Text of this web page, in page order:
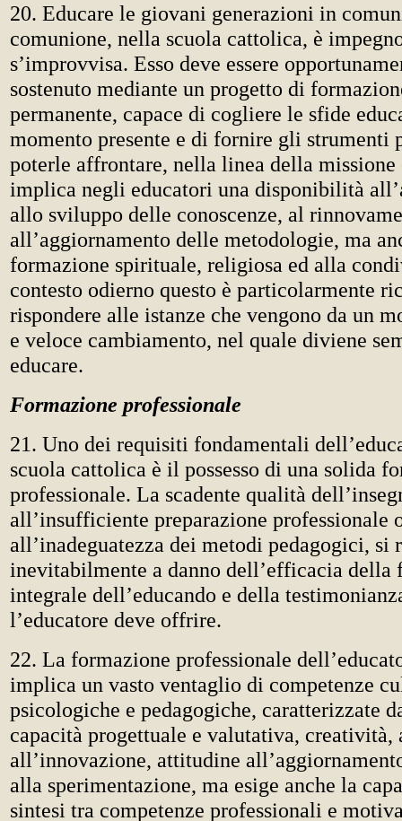
20. Educare le giovani generazioni in
comunione, nella scuola cattolica, è
s’improvvisa. Esso deve essere
sostenuto mediante un progetto di
permanente, capace di cogliere le sfide
momento presente e di fornire gli strumenti
poterle affrontare, nella linea della
implica negli educatori una disponibilità
allo sviluppo delle conoscenze, al
all’aggiornamento delle metodologie, ma
formazione spirituale, religiosa ed alla
contesto odierno questo è particolarmente
rispondere alle istanze che vengono da un
e veloce cambiamento, nel quale diviene
educare.
Formazione professionale
21. Uno dei requisiti fondamentali
scuola cattolica è il possesso di una solida
professionale. La scadente qualità
all’insufficiente preparazione professionale
all’inadeguatezza dei metodi pedagogici, si
inevitabilmente a danno dell’efficacia della
integrale dell’educando e della
l’educatore deve offrire.
22. La formazione professionale
implica un vasto ventaglio di competenze
psicologiche e pedagogiche, caratterizzate
capacità progettuale e valutativa, creatività,
all’innovazione, attitudine
alla sperimentazione, ma esige anche la
sintesi tra competenze professionali e